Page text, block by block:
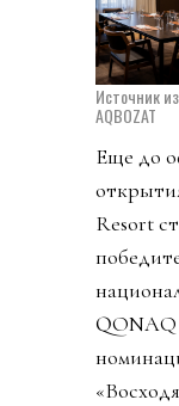
Источник
AQBOZAT
Еще до
Resort
QONAQ